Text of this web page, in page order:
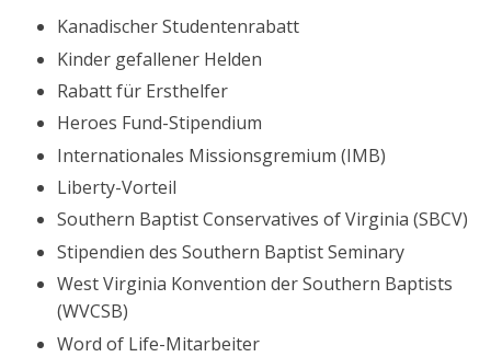
Kanadischer Studentenrabatt
Kinder gefallener Helden
Rabatt für Ersthelfer
Heroes Fund-Stipendium
Internationales Missionsgremium (IMB)
Liberty-Vorteil
Southern Baptist Conservatives of Virginia (SBCV)
Stipendien des Southern Baptist Seminary
West Virginia Konvention der Southern Baptists
(WVCSB)
Word of Life-Mitarbeiter